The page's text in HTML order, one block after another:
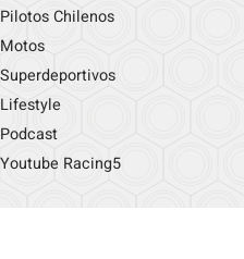
Pilotos Chilenos
Motos
Superdeportivos
Lifestyle
Podcast
Youtube Racing5